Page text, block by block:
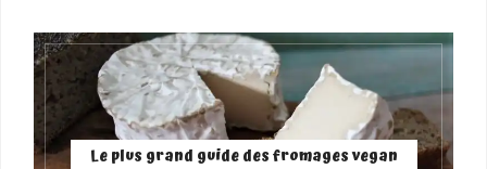
Le plus grand guide des fromages vegan